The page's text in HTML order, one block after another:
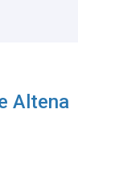
Altena